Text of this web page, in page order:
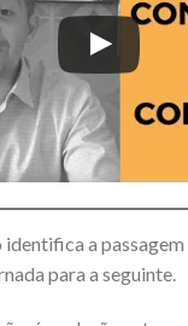
a passagem
para a seguinte.